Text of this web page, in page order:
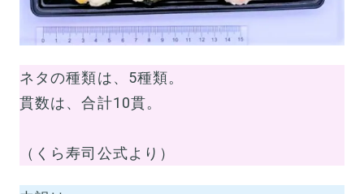
ネタの種類は、5種類。
貫数は、合計10貫。
（くら寿司公式より）